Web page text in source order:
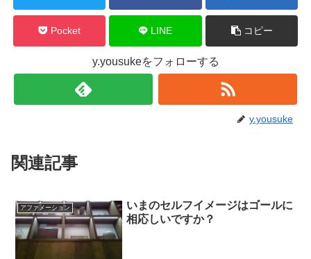
Pocket LINE コピー
y.yousukeをフォローする
y.yousuke
関連記事
アファメーション
いまのセルフイメージはゴールに
相応しいですか？